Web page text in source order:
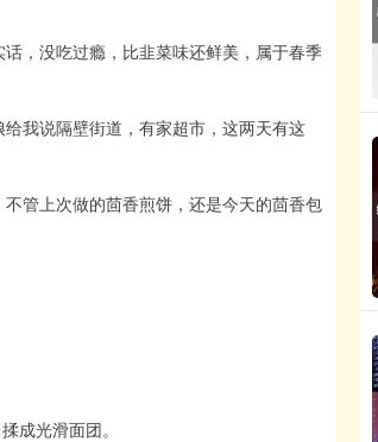
，没吃过瘾，比韭菜味还鲜美，属于春季
我说隔壁街道，有家超市，这两天有这
管上次做的茴香煎饼，还是今天的茴香包
成光滑面团。